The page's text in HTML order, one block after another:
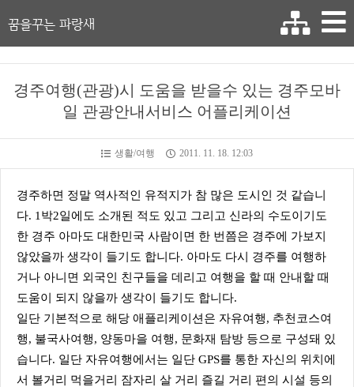
꿈을꾸는 파랑새
경주여행(관광)시 도움을 받을수 있는 경주모바
일 관광안내서비스 어플리케이션
생활/여행 2011. 11. 18. 12:03
경주하면 정말 역사적인 유적지가 참 많은 도시인 것 같습니
다. 1박2일에도 소개된 적도 있고 그리고 신라의 수도이기도
한 경주 아마도 대한민국 사람이면 한 번쯤은 경주에 가보지
않았을까 생각이 들기도 합니다. 아마도 다시 경주를 여행하
거나 아니면 외국인 친구들을 데리고 여행을 할 때 안내할 때
도움이 되지 않을까 생각이 들기도 합니다.
일단 기본적으로 해당 애플리케이션은 자유여행, 추천코스여
행, 불국사여행, 양동마을 여행, 문화재 탐방 등으로 구성돼 있
습니다. 일단 자유여행에서는 일단 GPS를 통한 자신의 위치에
서 볼거리 먹을거리 잠자리 살 거리 즐길 거리 편의 시설 등의